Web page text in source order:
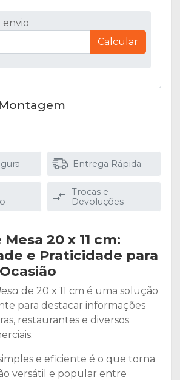
envio
Calcular
Entrega Rápida
Trocas e
Devoluções
20 x 11 cm:
e Praticidade para
de 20 x 11 cm é uma solução
para destacar informações
restaurantes e diversos
e eficiente é o que torna
versátil e popular entre